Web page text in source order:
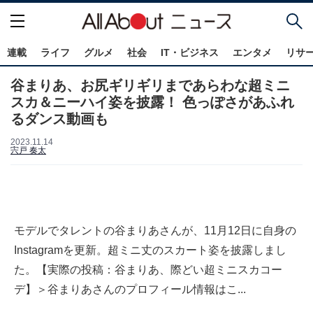
連載 ライフ グルメ 社会 IT・ビジネス エンタメ リサ
谷まりあ、お尻ギリギリまであらわな超ミニ
スカ＆ニーハイ姿を披露！ 色っぽさがあふれ
るダンス動画も
2023.11.14
宍戸 奏太
モデルでタレントの谷まりあさんが、11月12日に自身の
Instagramを更新。超ミニ丈のスカート姿を披露しまし
た。【実際の投稿：谷まりあ、際どい超ミニスカコー
デ】＞谷まりあさんのプロフィール情報はこ...